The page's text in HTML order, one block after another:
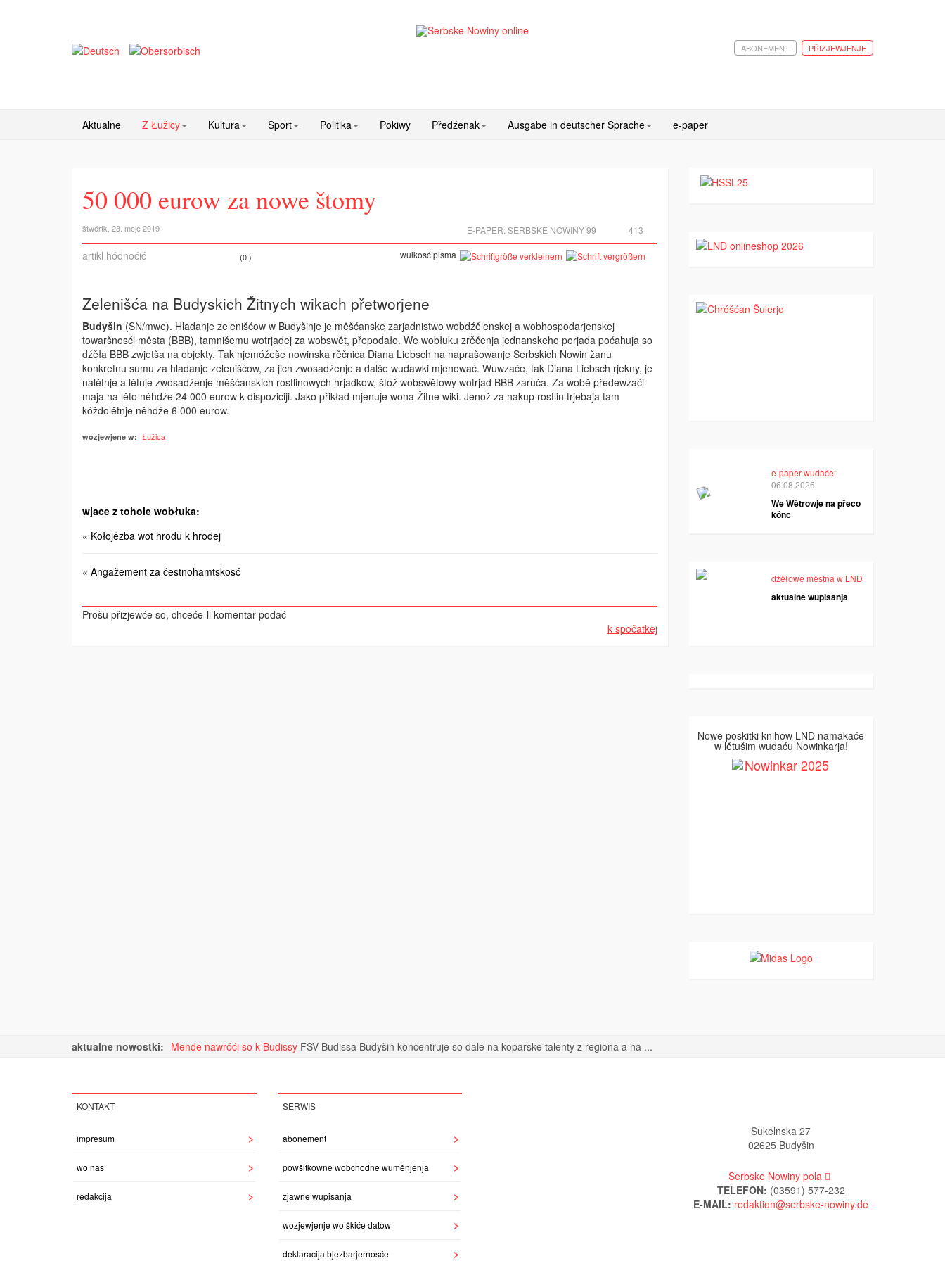
PŘIZJEWJENJE
ABONEMENT
Aktualne Z Łužicy Kultura Sport Politika Pokiwy Předźenak Ausgabe in deutscher Sprache e-paper
50 000 eurow za nowe štomy
štwórtk, 23. meje 2019 413
E-PAPER:SERBSKE NOWINY 99
artikl hódnoćić (0 ) wulkosć pisma
Zelenišća na Budyskich Žitnych wikach přetworjene
Budyšin (SN/mwe). Hladanje zelenišćow w Budyšinje je měšćanske zarjadnistwo wobdźělenskej a wobhospodarjenskej
towaršnosći města (BBB), tamnišemu wotrjadej za wobswět, přepodało. We wobłuku zrěčenja jednanskeho porjada poćahuja so
dźěła BBB zwjetša na objekty. Tak njemóžeše nowinska rěčnica Diana Liebsch na naprašowanje Serbskich Nowin žanu
konkretnu sumu za hladanje zelenišćow, za jich zwosadźenje a dalše wudawki mjenować. Wuwzaće, tak Diana Liebsch rjekny, je
nalětnje a lětnje zwosadźenje měšćanskich rostlinowych hrjadkow, štož wobswětowy wotrjad BBB zaruča. Za wobě předewzaći
maja na lěto ně­hdźe 24 000 eurow k dispoziciji. Jako přikład mjenuje wona Žitne wiki. Jenož za nakup rostlin trjebaja tam
kóždolětnje něhdźe 6 000 eurow.
wozjewjene w: Łužica
wjace z tohole wobłuka:
« Kołojězba wot hrodu k hrodej
« Angažement za čestnohamtskosć
Prošu přizjewće so, chceće-li komentar podać
k spočatkej
e-paper-wudaće:
06.08.2026
We Wětrowje na přeco
kónc
dźěłowe městna w LND
aktualne wupisanja
Nowe poskitki knihow LND namakaće
w lětušim wudaću Nowinkarja!
aktualne nowostki: Mende nawróći so k Budissy FSV Budissa Budyšin koncentruje so dale na koparske talenty z regiona a na ...
KONTAKT
impresum
wo nas
redakcija
SERWIS
abonement
powšitkowne wobchodne wuměnjenja
zjawne wupisanja
wozjewjenje wo škiće datow
deklaracija bjezbarjernosće
Sukelnska 27
02625 Budyšin
Serbske Nowiny pola
TELEFON: (03591) 577-232
E-MAIL: